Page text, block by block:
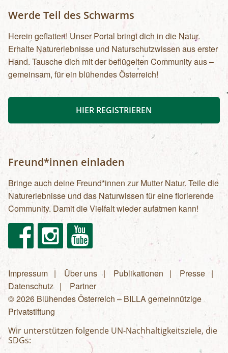
Werde Teil des Schwarms
Herein geflattert! Unser Portal bringt dich in die Natur.
Erhalte Naturerlebnisse und Naturschutzwissen aus erster
Hand. Tausche dich mit der beflügelten Community aus –
gemeinsam, für ein blühendes Österreich!
HIER REGISTRIEREN
Freund*innen einladen
Bringe auch deine Freund*innen zur Mutter Natur. Teile die
Naturerlebnisse und das Naturwissen für eine florierende
Community. Damit die Vielfalt wieder aufatmen kann!
FacebookInstagram Youtube
Fußzeilenmenü
Impressum Über uns Publikationen
Presse
Datenschutz
Partner
© 2026 Blühendes Österreich – BILLA gemeinnützige
Privatstiftung
Wir unterstützen folgende UN-Nachhaltigkeitsziele, die
SDGs: